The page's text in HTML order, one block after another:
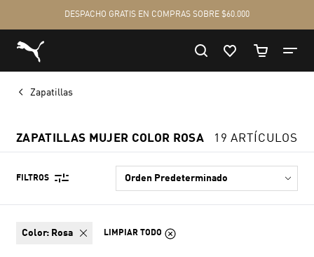
Zapatillas
ZAPATILLAS MUJER COLOR ROSA 19 ARTÍCULOS
FILTROS
color: Rosa LIMPIAR TODO